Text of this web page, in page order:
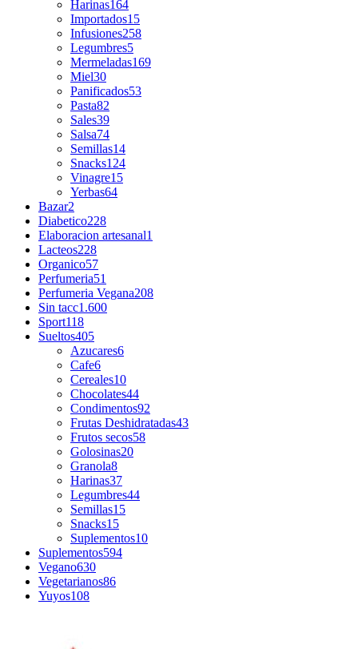
Harinas164
Importados15
Infusiones258
Legumbres5
Mermeladas169
Miel30
Panificados53
Pasta82
Sales39
Salsa74
Semillas14
Snacks124
Vinagre15
Yerbas64
Bazar2
Diabetico228
Elaboracion artesanal1
Lacteos228
Organico57
Perfumeria51
Perfumeria Vegana208
Sin tacc1.600
Sport118
Sueltos405
Azucares6
Cafe6
Cereales10
Chocolates44
Condimentos92
Frutas Deshidratadas43
Frutos secos58
Golosinas20
Granola8
Harinas37
Legumbres44
Semillas15
Snacks15
Suplementos10
Suplementos594
Vegano630
Vegetarianos86
Yuyos108